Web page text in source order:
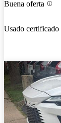
Buena oferta
Usado certificado